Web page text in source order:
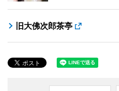
旧大佛次郎茶亭